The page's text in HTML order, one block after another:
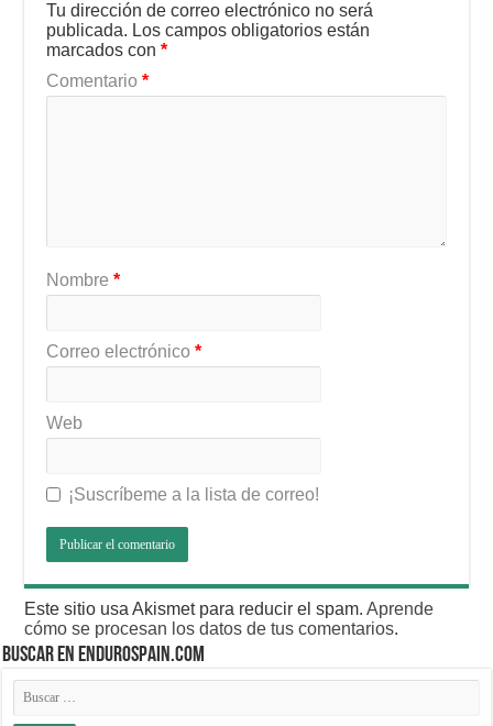
Tu dirección de correo electrónico no será
publicada. Los campos obligatorios están
marcados con*
Comentario*
Nombre*
Correo electrónico*
Web
¡Suscríbeme a la lista de correo!
Este sitio usa Akismet para reducir el spam.Aprende
cómo se procesan los datos de tus comentarios.
BUSCAR EN ENDUROSPAIN.COM